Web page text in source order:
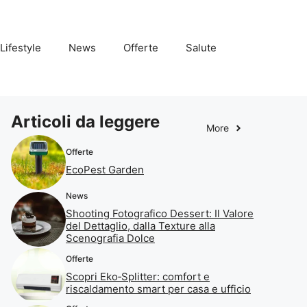
Lifestyle News Offerte Salute
Articoli da leggere More
Offerte
EcoPest Garden
News
Shooting Fotografico Dessert: Il Valore
del Dettaglio, dalla Texture alla
Scenografia Dolce
Offerte
Scopri Eko‑Splitter: comfort e
riscaldamento smart per casa e ufficio